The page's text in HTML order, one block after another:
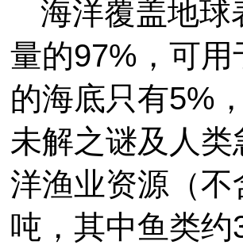
海洋覆盖地球
量的97%，可
的海底只有5%
未解之谜及人
洋渔业资源（
吨，其中鱼类